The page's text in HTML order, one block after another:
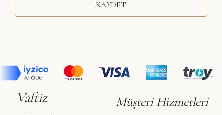
KAYDET
Vaftiz Müşteri Hizmetleri